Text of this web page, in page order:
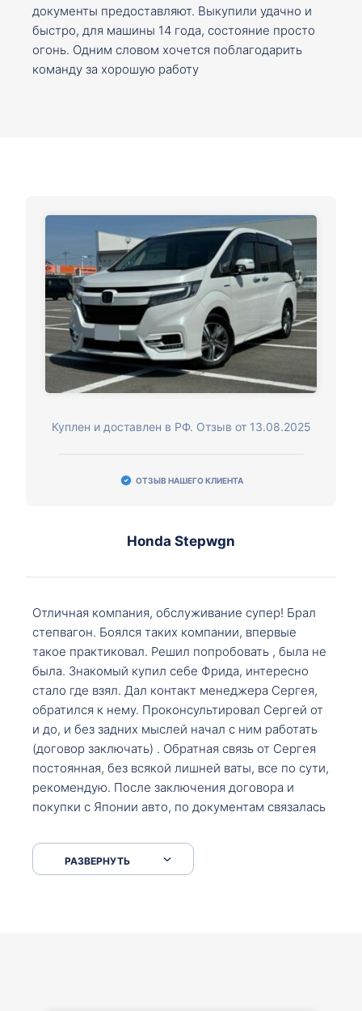
документы предоставляют. Выкупили удачно и
быстро, для машины 14 года, состояние просто
огонь. Одним словом хочется поблагодарить
команду за хорошую работу
Куплен и доставлен в РФ. Отзыв от 13.08.2025
ОТЗЫВ НАШЕГО КЛИЕНТА
Honda Stepwgn
Отличная компания, обслуживание супер! Брал
степвагон. Боялся таких компании, впервые
такое практиковал. Решил попробовать , была не
была. Знакомый купил себе Фрида, интересно
стало где взял. Дал контакт менеджера Сергея,
обратился к нему. Проконсультировал Сергей от
и до, и без задних мыслей начал с ним работать
(договор заключать) . Обратная связь от Сергея
постоянная, без всякой лишней ваты, все по сути,
рекомендую. После заключения договора и
покупки с Японии авто, по документам связалась
что заполнить, куда зайти, образцы и т.д. После
приехал за авто. Меня тепло встретили Сергей с
РАЗВЕРНУТЬ